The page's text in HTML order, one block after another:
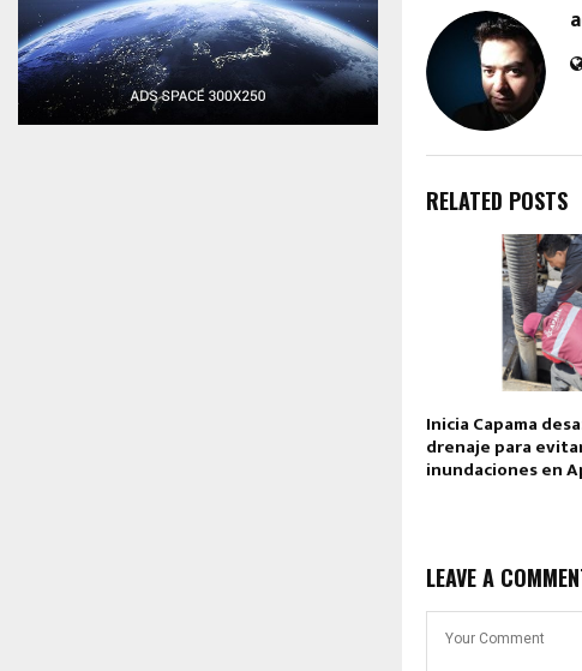
RELATED POSTS
Inicia Capama
drenaje para
inundaciones en
LEAVE A